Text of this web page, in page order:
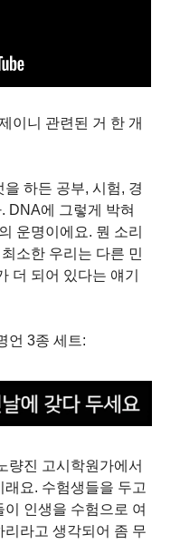
이니 관련된 거 한 개
하든 공부, 시험, 경
DNA에 그렇게 박혀
운명이에요. 뭔 소리
소한 우리는 다른 민
더 되어 있다는 얘기
언 3종 세트:
량진 고시학원가에서
요. 수험생들을 두고
인생을 수험으로 여
라고 생각되어 좀 무